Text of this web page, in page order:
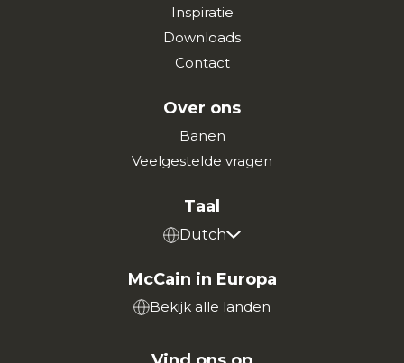
Inspiratie
Downloads
Contact
Over ons
Banen
Veelgestelde vragen
Taal
Dutch
McCain in Europa
Bekijk alle landen